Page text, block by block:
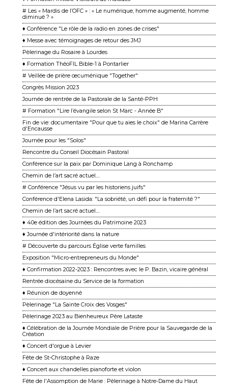
# Les « Mardis de l’OFC » : « Le numérique, homme augmenté, homme
diminué ? »
♦ Conférence "Le rôle de la radio en zones de crises"
♦ Messe avec témoignages de retour des JMJ
Pèlerinage du Rosaire à Lourdes
♦ Formation ThéoFIL Bible-1 à Pontarlier
# Veillée de prière œcuménique "Together"
Congrès Mission 2023
Journée de rentrée de la Pastorale de la Santé-PPH
# Formation "Lire l’évangile selon St Marc - Année B"
Fin de vie: documentaire "Pour que tu aies le choix" de Marina Carrère
d'Encausse
Journée pour les "Solos"
Rencontre du Conseil Diocésain Pastoral
Conférence sur la paix par Dominique Lang à Ronchamp
Chemin de l’art sacré actuel....
# Conférence "Jésus vu par les historiens juifs"
Conférence d'Elena Lasida: "La sobriété, un défi pour la fraternité ?"
Chemin de l’art sacré actuel....
♦ 40e édition des Journées du Patrimoine 2023
♦ Journée d'intériorité dans la nature
# Découverte du parcours Église verte familles
Exposition "Micro-entrepreneurs du Monde"
♦ Confirmation 2022-2023 : Rencontres avec le P. Bazin, vicaire général
Rentrée diocésaine du Service de la formation
♦ Réunion de doyenné
Pèlerinage "La Sainte Croix des Vosges"
Pèlerinage 2023 au Bienheureux Père Lataste
♦ Célébration de la Journée Mondiale de Prière pour la Sauvegarde de la
Création
♦ Concert d'orgue à Levier
Fête de St-Christophe à Raze
♦ Concert aux chandelles pianoforte et violon
Fête de l'Assomption de Marie : Pèlerinage à Notre-Dame du Haut